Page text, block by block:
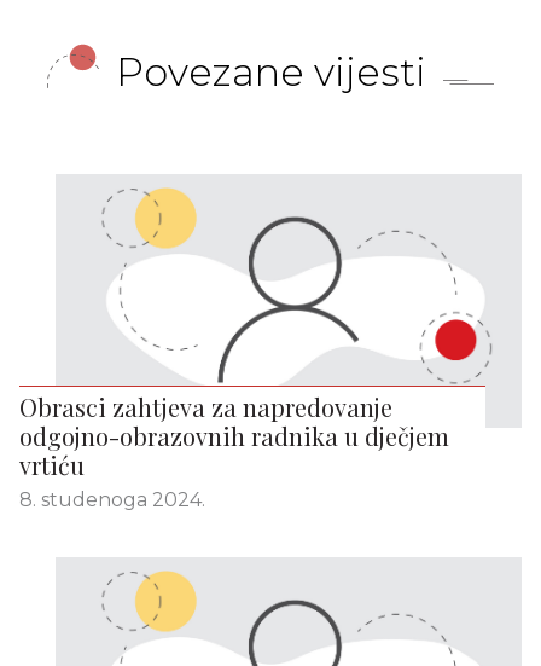
Povezane vijesti
Obrasci zahtjeva za napredovanje
odgojno-obrazovnih radnika u dječjem
vrtiću
8. studenoga 2024.